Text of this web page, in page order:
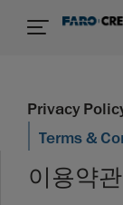
Privacy
Terms &
이용약관